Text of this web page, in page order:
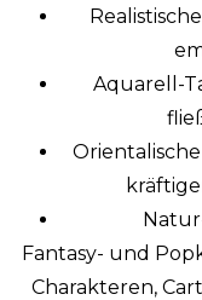
Aquarell-
Fantasy- und
Charakteren,